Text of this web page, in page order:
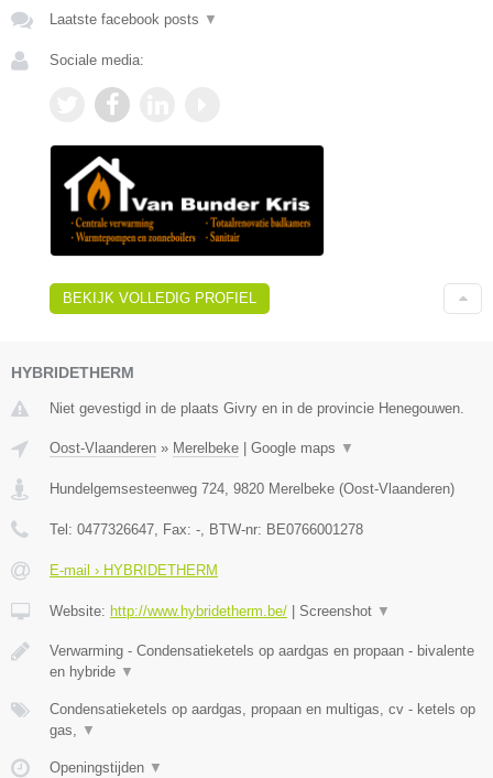
Laatste facebook posts ▼
Sociale media:
BEKIJK VOLLEDIG PROFIEL
HYBRIDETHERM
Niet gevestigd in de plaats Givry en in de provincie Henegouwen.
Oost-Vlaanderen » Merelbeke Google maps ▼
Hundelgemsesteenweg 724, 9820 Merelbeke (Oost-Vlaanderen)
Tel: 0477326647, Fax: -, BTW-nr: BE0766001278
E-mail › HYBRIDETHERM
Website: http://www.hybridetherm.be/ Screenshot ▼
Verwarming - Condensatieketels op aardgas en propaan - bivalente
en hybride ▼
Condensatieketels op aardgas, propaan en multigas, cv - ketels op
gas, ▼
Openingstijden ▼